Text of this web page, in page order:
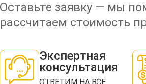
Оставьте заявку — мы
рассчитаем стоимость
Экспертная
консультация
ОТВЕТИМ НА ВСЕ